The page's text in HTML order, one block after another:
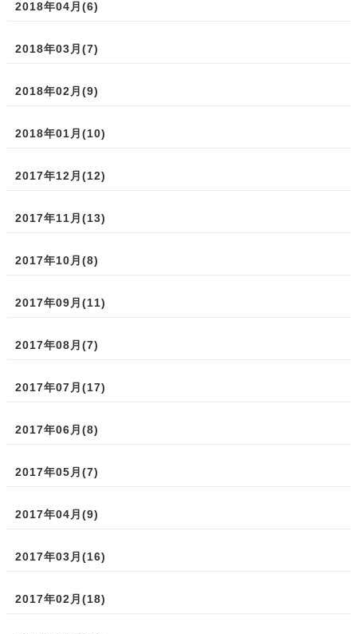
2018年04月(6)
2018年03月(7)
2018年02月(9)
2018年01月(10)
2017年12月(12)
2017年11月(13)
2017年10月(8)
2017年09月(11)
2017年08月(7)
2017年07月(17)
2017年06月(8)
2017年05月(7)
2017年04月(9)
2017年03月(16)
2017年02月(18)